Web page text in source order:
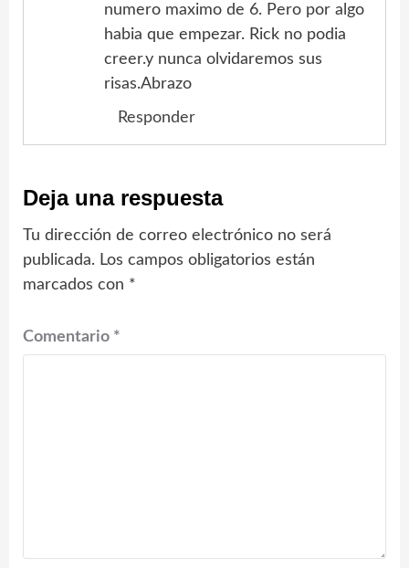
numero maximo de 6. Pero por algo
habia que empezar. Rick no podia
creer.y nunca olvidaremos sus
risas.Abrazo
Responder
Deja una respuesta
Tu dirección de correo electrónico no será
publicada. Los campos obligatorios están
marcados con *
Comentario *